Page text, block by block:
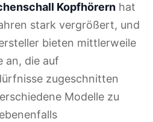
Kopfhörern hat
stark vergrößert, und
bieten mittlerweile
an, die auf
zugeschnitten
Modelle zu